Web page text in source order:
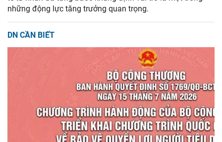
những động lực tăng trưởng quan trọng.
DN CẦN BIẾT